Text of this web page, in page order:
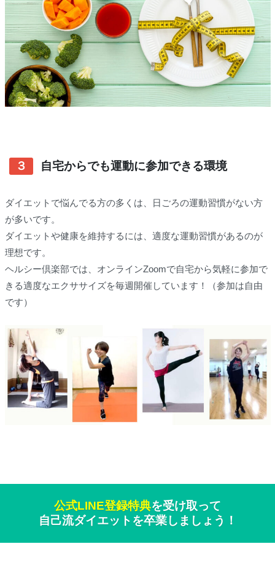
３ 自宅からでも運動に参加できる環境
ダイエットで悩んでる方の多くは、日ごろの運動習慣がない方
が多いです。
ダイエットや健康を維持するには、適度な運動習慣があるのが
理想です。
ヘルシー倶楽部では、オンラインZoomで自宅から気軽に参加で
きる適度なエクササイズを毎週開催しています！（参加は自由
です）
公式LINE登録特典を受け取って
自己流ダイエットを卒業しましょう！